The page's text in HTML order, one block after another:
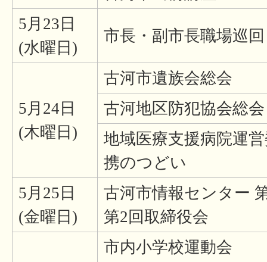
5月23日
(水曜日)
市長・副市長職場巡回
5月24日
(木曜日)
古河市遺族会総会
古河地区防犯協会総会
地域医療支援病院運
携のつどい
5月25日
(金曜日)
古河市情報センター
第2回取締役会
市内小学校運動会